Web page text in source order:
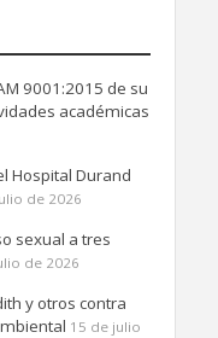
9001:2015 de su
académicas
Hospital Durand
de 2026
sexual a tres
de 2026
y otros contra
15 de julio